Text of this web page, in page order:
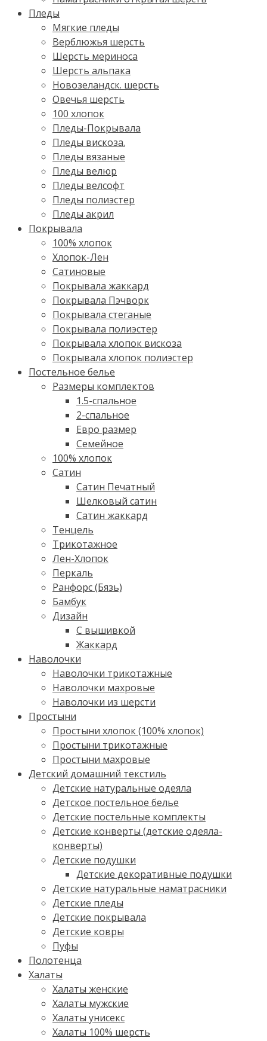
Пледы
Мягкие пледы
Верблюжья шерсть
Шерсть мериноса
Шерсть альпака
Новозеландск. шерсть
Овечья шерсть
100 хлопок
Пледы-Покрывала
Пледы вискоза.
Пледы вязаные
Пледы велюр
Пледы велсофт
Пледы полиэстер
Пледы акрил
Покрывала
100% хлопок
Хлопок-Лен
Сатиновые
Покрывала жаккард
Покрывала Пэчворк
Покрывала стеганые
Покрывала полиэстер
Покрывала хлопок вискоза
Покрывала хлопок полиэстер
Постельное белье
Размеры комплектов
1.5-спальное
2-спальное
Евро размер
Семейное
100% хлопок
Cатин
Сатин Печатный
Шелковый сатин
Сатин жаккард
Тенцель
Трикотажное
Лен-Хлопок
Перкаль
Ранфорс (Бязь)
Бамбук
Дизайн
С вышивкой
Жаккард
Наволочки
Наволочки трикотажные
Наволочки махровые
Наволочки из шерсти
Простыни
Простыни хлопок (100% хлопок)
Простыни трикотажные
Простыни махровые
Детский домашний текстиль
Детские натуральные одеяла
Детское постельное белье
Детские постельные комплекты
Детские конверты (детские одеяла-
конверты)
Детские подушки
Детские декоративные подушки
Детские натуральные наматрасники
Детские пледы
Детские покрывала
Детские ковры
Пуфы
Полотенца
Халаты
Халаты женские
Халаты мужские
Халаты унисекс
Халаты 100% шерсть